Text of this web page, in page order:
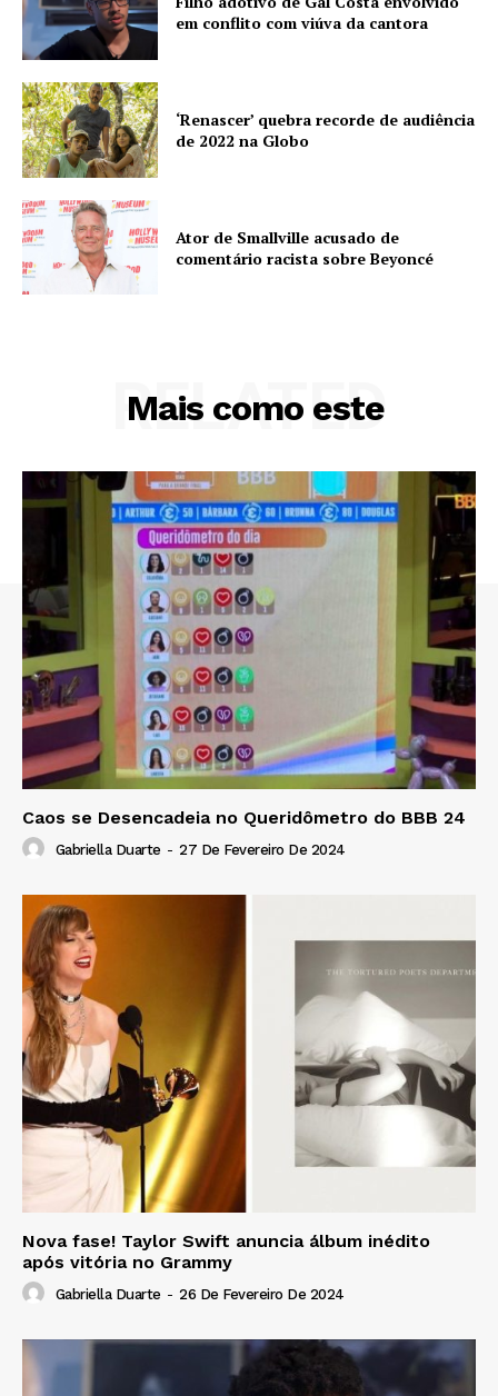
em conflito com viúva da cantora
‘Renascer’ quebra recorde de audiência
de 2022 na Globo
Ator de Smallville acusado de
comentário racista sobre Beyoncé
Mais como este
RELATED
Caos se Desencadeia no Queridômetro do BBB 24
Gabriella Duarte - 27 De Fevereiro De 2024
Nova fase! Taylor Swift anuncia álbum inédito
após vitória no Grammy
Gabriella Duarte - 26 De Fevereiro De 2024